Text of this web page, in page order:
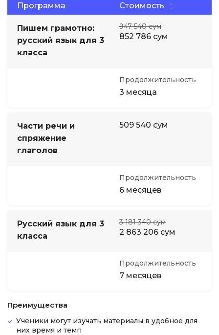
Программа Стоимость
Пишем грамотно:
русский язык для 3
класса
947 540 сум
852 786 сум
Продолжительность
3 месяца
Части речи и
спряжение
глаголов
509 540 сум
Продолжительность
6 месяцев
Русский язык для 3
класса
3 181 340 сум
2 863 206 сум
Продолжительность
7 месяцев
Преимущества
Ученики могут изучать материалы в удобное для
них время и темп